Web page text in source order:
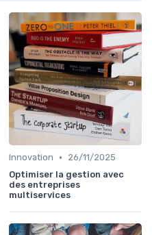
Innovation •
26/11/2025
Optimiser la gestion avec
des entreprises
multiservices